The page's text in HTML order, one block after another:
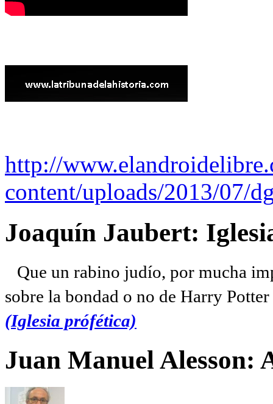
http://
content/uploads/2013/07/
Joaquín Jaubert:
Que un rabino judío, por mucha
sobre la bondad o no de Harry
(Iglesia prófética)
Juan Manuel Alesson: